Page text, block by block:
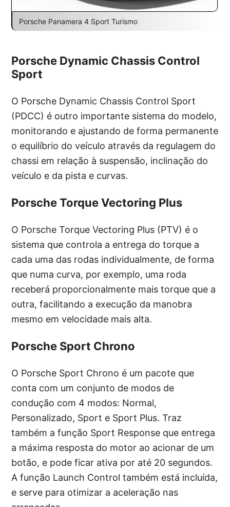
Porsche Panamera 4 Sport Turismo
Porsche Dynamic Chassis Control
Sport
O Porsche Dynamic Chassis Control Sport
(PDCC) é outro importante sistema do modelo,
monitorando e ajustando de forma permanente
o equilíbrio do veículo através da regulagem do
chassi em relação à suspensão, inclinação do
veículo e da pista e curvas.
Porsche Torque Vectoring Plus
O Porsche Torque Vectoring Plus (PTV) é o
sistema que controla a entrega do torque a
cada uma das rodas individualmente, de forma
que numa curva, por exemplo, uma roda
receberá proporcionalmente mais torque que a
outra, facilitando a execução da manobra
mesmo em velocidade mais alta.
Porsche Sport Chrono
O Porsche Sport Chrono é um pacote que
conta com um conjunto de modos de
condução com 4 modos: Normal,
Personalizado, Sport e Sport Plus. Traz
também a função Sport Response que entrega
a máxima resposta do motor ao acionar de um
botão, e pode ficar ativa por até 20 segundos.
A função Launch Control também está incluída,
e serve para otimizar a aceleração nas